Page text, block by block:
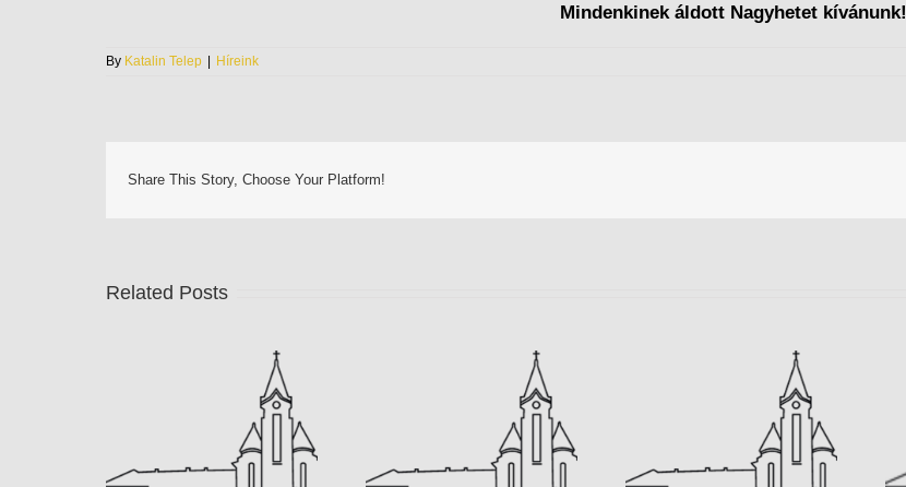
Mindenkinek áldott Nagyhetet kívánunk!
By Katalin Telep | Híreink
Share This Story, Choose Your Platform!
Related Posts
Hirdetések 2024.03.24 Hirdetések 2024.03.17 Hirdetések 2024.03.10